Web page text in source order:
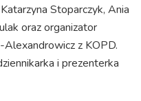
Stoparczyk, Ania
oraz organizator
z KOPD.
i prezenterka